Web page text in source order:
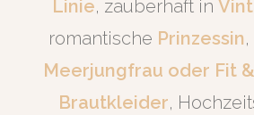
Linie, zauberhaft in
romantische Prinzessin
Meerjungfrau oder Fit
Brautkleider,